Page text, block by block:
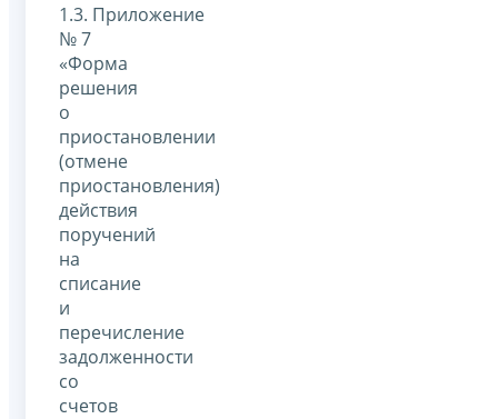
1.3. Приложение
№ 7
«Форма
решения
о
приостановлении
(отмене
приостановления)
действия
поручений
на
списание
и
перечисление
задолженности
со
счетов